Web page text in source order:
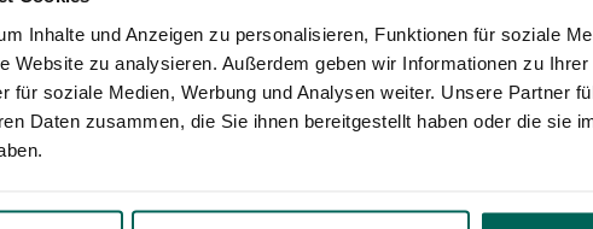
Inhalte und Anzeigen zu personalisieren, Funktionen für soziale
Website zu analysieren. Außerdem geben wir Informationen zu
für soziale Medien, Werbung und Analysen weiter. Unsere Partner
Daten zusammen, die Sie ihnen bereitgestellt haben oder die sie